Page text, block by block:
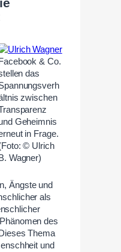
Facebook & Co.
das
zwischen
Geheimnis
in Frage.
© Ulrich
B. Wagner)
Ängste und
als
des
Thema
und